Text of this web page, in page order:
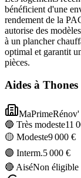
bénéficient d'une
rendement de la
autorise des
à un plancher
optimal et garantit
pièces.
Aides à Thones
MaPrimeRénov'
🔵 Très modeste11
🟡 Modeste9 000 €
🟣 Interm.5 000 €
🔴 AiséNon éligible